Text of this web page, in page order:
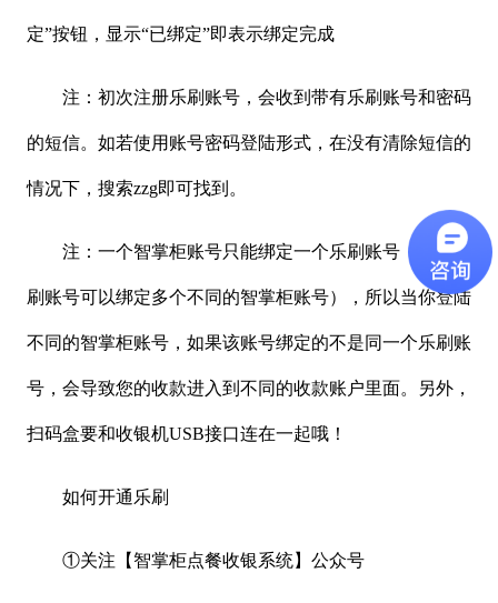
定”按钮，显示“已绑定”即表示绑定完成
注：初次注册乐刷账号，会收到带有乐刷账号和密码
的短信。如若使用账号密码登陆形式，在没有清除短信的
情况下，搜索zzg即可找到。
注：一个智掌柜账号只能绑定一个乐刷账号（一个乐
刷账号可以绑定多个不同的智掌柜账号），所以当你登陆
不同的智掌柜账号，如果该账号绑定的不是同一个乐刷账
号，会导致您的收款进入到不同的收款账户里面。另外，
扫码盒要和收银机USB接口连在一起哦！
如何开通乐刷
①关注【智掌柜点餐收银系统】公众号